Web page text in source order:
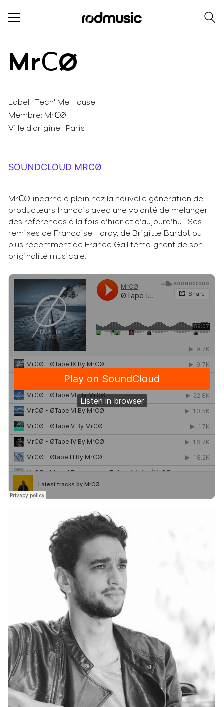
MrⅭØ
Label : Tech' Me House
Membre: MrⅭØ
Ville d'origine : Paris
SOUNDCLOUD MRⅭØ
MrⅭØ incarne à plein nez la nouvelle génération de
producteurs français avec une volonté de mélanger
des références à la fois d’hier et d’aujourd’hui. Ses
remixes de Françoise Hardy, de Brigitte Bardot ou
plus récemment de France Gall témoignent de son
originalité musicale.